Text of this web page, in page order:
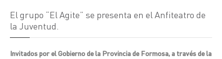
El grupo “El Agite” se presenta en el Anfiteatro de
la Juventud.
Invitados por el Gobierno de la Provincia de Formosa, a través de la